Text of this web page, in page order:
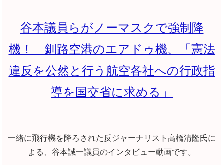
谷本議員らがノーマスクで強制降
機！ 釧路空港のエアドゥ機、「憲法
違反を公然と行う航空各社への行政指
導を国交省に求める」
一緒に飛行機を降ろされた反ジャーナリスト高橋清隆氏に
よる、谷本誠一議員のインタビュー動画です。